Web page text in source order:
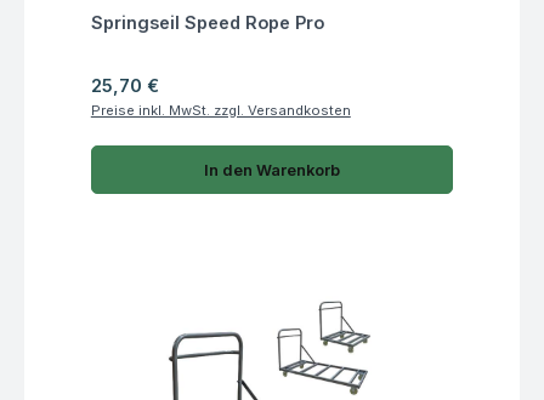
Fragen zum Artikel
Springseil Speed Rope Pro
Regulärer Preis:
25,70 €
Preise inkl. MwSt. zzgl. Versandkosten
In den Warenkorb